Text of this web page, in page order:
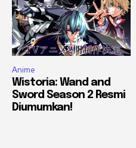
Anime
Wistoria: Wand and
Sword Season 2 Resmi
Diumumkan!